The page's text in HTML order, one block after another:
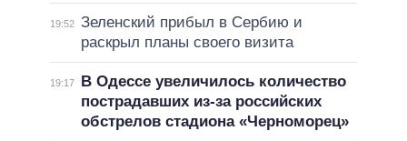
19:52 Зеленский прибыл в Сербию и
раскрыл планы своего визита
19:17
В Одессе увеличилось количество
пострадавших из-за российских
обстрелов стадиона «Черноморец»